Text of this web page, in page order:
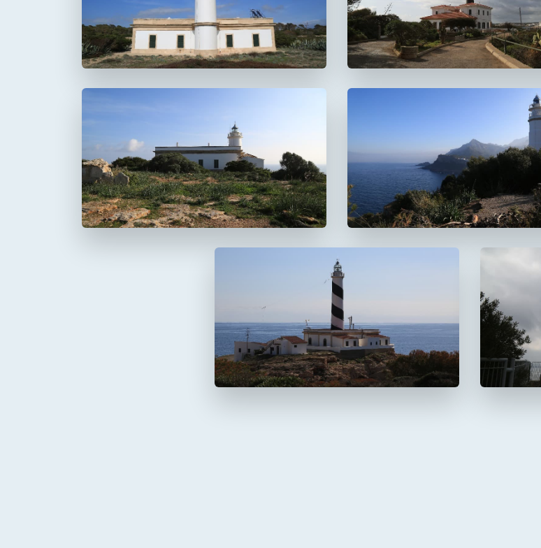
Faro del Cap Blanc
Cabo Blanco
Faro del Cap
De Muleta
Faro de Cala Figuera